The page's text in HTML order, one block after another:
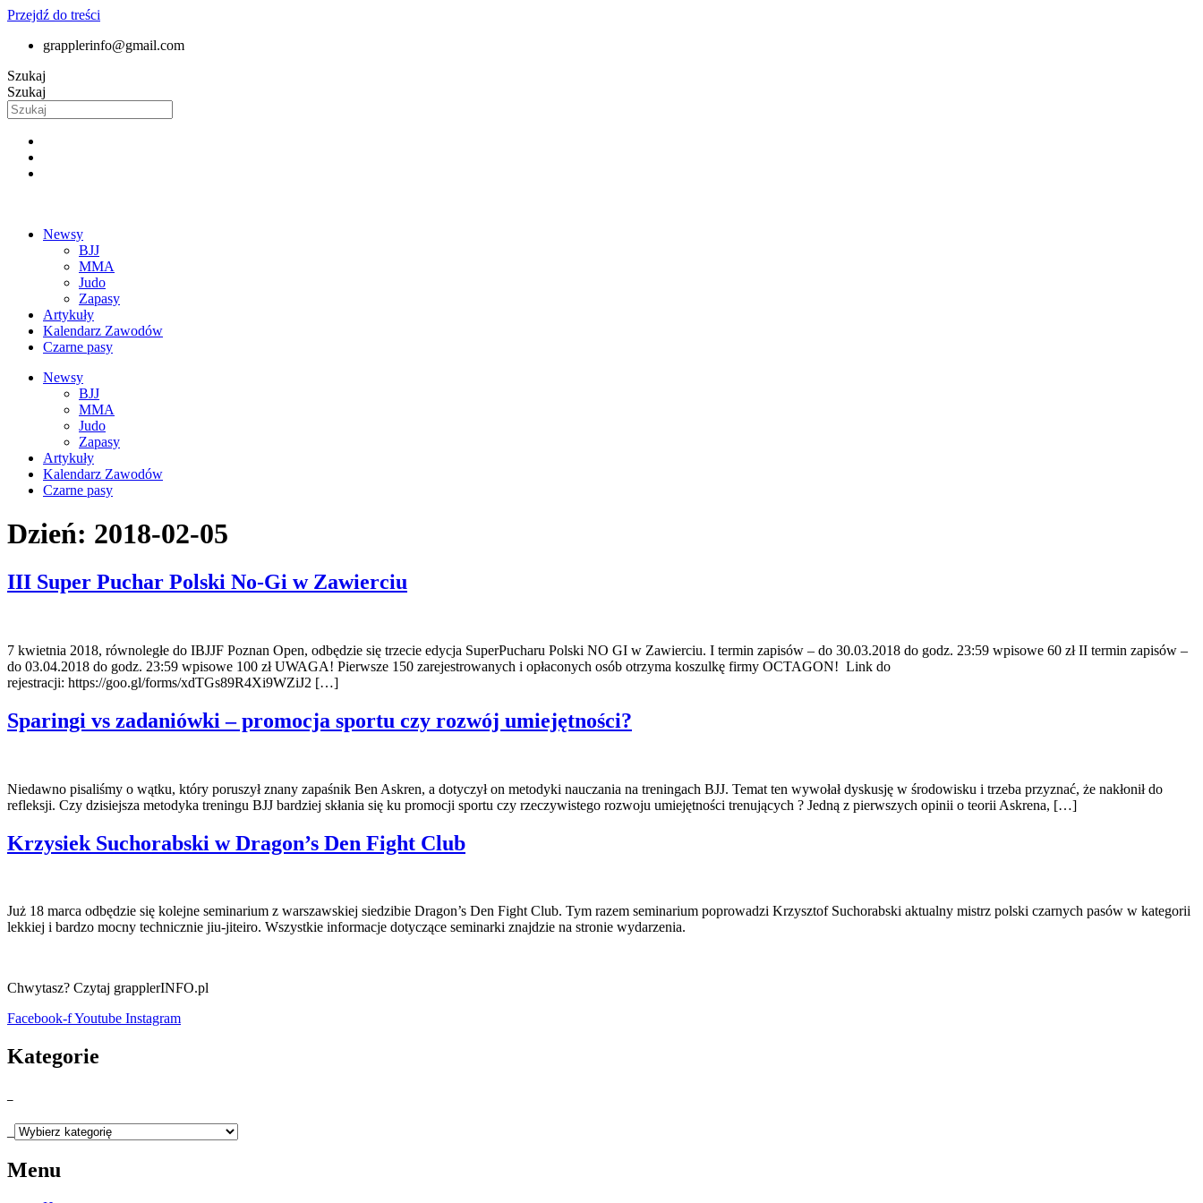
Przejdź do treści
grapplerinfo@gmail.com
Szukaj
Szukaj
Newsy
BJJ
MMA
Judo
Zapasy
Artykuły
Kalendarz Zawodów
Czarne pasy
Newsy
BJJ
MMA
Judo
Zapasy
Artykuły
Kalendarz Zawodów
Czarne pasy
Dzień: 2018-02-05
III Super Puchar Polski No-Gi w Zawierciu
7 kwietnia 2018, równoległe do IBJJF Poznan Open, odbędzie się trzecie edycja SuperPucharu Polski NO GI w Zawierciu. I termin zapisów – do 30.03.2018 do godz. 23:59 wpisowe 60 zł II termin zapisów –
do 03.04.2018 do godz. 23:59 wpisowe 100 zł UWAGA! Pierwsze 150 zarejestrowanych i opłaconych osób otrzyma koszulkę firmy OCTAGON! Link do
rejestracji: https://goo.gl/forms/xdTGs89R4Xi9WZiJ2 […]
Sparingi vs zadaniówki – promocja sportu czy rozwój umiejętności?
Niedawno pisaliśmy o wątku, który poruszył znany zapaśnik Ben Askren, a dotyczył on metodyki nauczania na treningach BJJ. Temat ten wywołał dyskusję w środowisku i trzeba przyznać, że nakłonił do
refleksji. Czy dzisiejsza metodyka treningu BJJ bardziej skłania się ku promocji sportu czy rzeczywistego rozwoju umiejętności trenujących ? Jedną z pierwszych opinii o teorii Askrena, […]
Krzysiek Suchorabski w Dragon’s Den Fight Club
Już 18 marca odbędzie się kolejne seminarium z warszawskiej siedzibie Dragon’s Den Fight Club. Tym razem seminarium poprowadzi Krzysztof Suchorabski aktualny mistrz polski czarnych pasów w kategorii
lekkiej i bardzo mocny technicznie jiu-jiteiro. Wszystkie informacje dotyczące seminarki znajdzie na stronie wydarzenia.
Chwytasz? Czytaj grapplerINFO.pl
Facebook-fYoutube Instagram
Kategorie
Menu